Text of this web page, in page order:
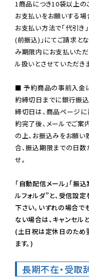
1商品につき10袋以上の
お支払いをお願いする場
お支払い方法で「代引き
(前振込)」にてご請求と
み期限内にお支払いた
ル扱いとさせていただきま
■ 予約商品の事前入金
約締切日までに銀行振
締切日は、商品ページに
約完了後、メールでご案
の上、お振込みをお願
合、振込期限までの日数
せ。
「自動配信メール」「振
ルフォルダ”と、受信設
下さい。いずれの場合で
ない場合は、キャンセル
(土日祝は定休日のため
ます。)
長期不在・受取